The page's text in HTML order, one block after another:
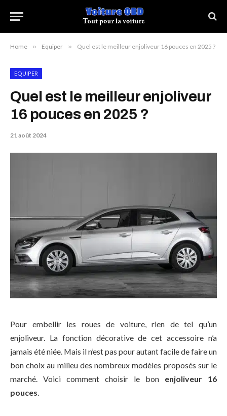
Home » Equiper » Quel est le meilleur enjoliveur 16 pouces en 2025 ?
EQUIPER
Quel est le meilleur enjoliveur
16 pouces en 2025 ?
21 août 2024
Pour embellir les roues de voiture, rien de tel qu’un
enjoliveur. La fonction décorative de cet accessoire n’a
jamais été niée. Mais il n’est pas pour autant facile de faire un
bon choix au milieu des nombreux modèles proposés sur le
marché. Voici comment choisir le bon enjoliveur 16
pouces